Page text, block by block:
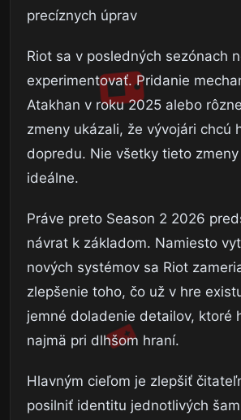
precíznych úprav
Riot sa v posledných sezónach
experimentovať. Pridanie
Atakhan v roku 2025 alebo
zmeny ukázali, že vývojári chcú
dopredu. Nie všetky tieto
ideálne.
Práve preto Season 2 2026
návrat k základom. Namiesto
nových systémov sa Riot
zlepšenie toho, čo už v hre
jemné doladenie detailov, ktoré
najmä pri dlhšom hraní.
Hlavným cieľom je zlepšiť
posilniť identitu jednotlivých